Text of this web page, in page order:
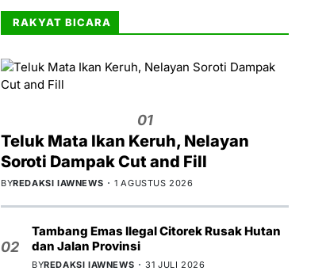
RAKYAT BICARA
01
Teluk Mata Ikan Keruh, Nelayan
Soroti Dampak Cut and Fill
BYREDAKSI IAWNEWS 1 AGUSTUS 2026
02
Tambang Emas Ilegal Citorek Rusak Hutan
dan Jalan Provinsi
BYREDAKSI IAWNEWS 31 JULI 2026